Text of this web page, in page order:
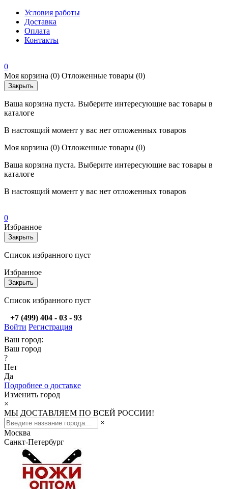
Условия работы
Доставка
Оплата
Контакты
0
Моя корзина (0) Отложенные товары (0)
Закрыть
Ваша корзина пуста. Выберите интересующие вас товары в
каталоге
В настоящий момент у вас нет отложенных товаров
Моя корзина (0) Отложенные товары (0)
Ваша корзина пуста. Выберите интересующие вас товары в
каталоге
В настоящий момент у вас нет отложенных товаров
0
Избранное
Закрыть
Список избранного пуст
Избранное
Закрыть
Список избранного пуст
+7 (499) 404 - 03 - 93
Войти Регистрация
Ваш город:
Ваш город
?
Нет
Да
Подробнее о доставке
Изменить город
×
МЫ ДОСТАВЛЯЕМ ПО ВСЕЙ РОССИИ!
×
Москва
Санкт-Петербург